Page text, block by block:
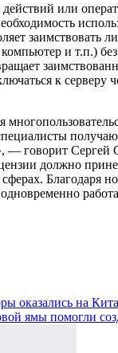
или
и т.п.)
к серверу
— говорит
должно
Благодаря
оказались на
ямы помогли